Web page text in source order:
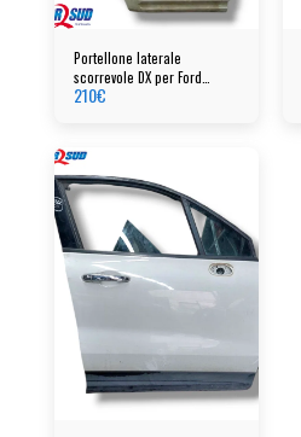
Portellone laterale
scorrevole DX per Ford
Tourneo anno 2004
210€